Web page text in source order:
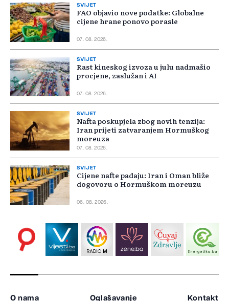
SVIJET
FAO objavio nove podatke: Globalne
cijene hrane ponovo porasle
07. 08. 2026.
SVIJET
Rast kineskog izvoza u julu nadmašio
procjene, zaslužan i AI
07. 08. 2026.
SVIJET
Nafta poskupjela zbog novih tenzija:
Iran prijeti zatvaranjem Hormuškog
moreuza
07. 08. 2026.
SVIJET
Cijene nafte padaju: Iran i Oman bliže
dogovoru o Hormuškom moreuzu
06. 08. 2026.
O nama Oglašavanje Kontakt